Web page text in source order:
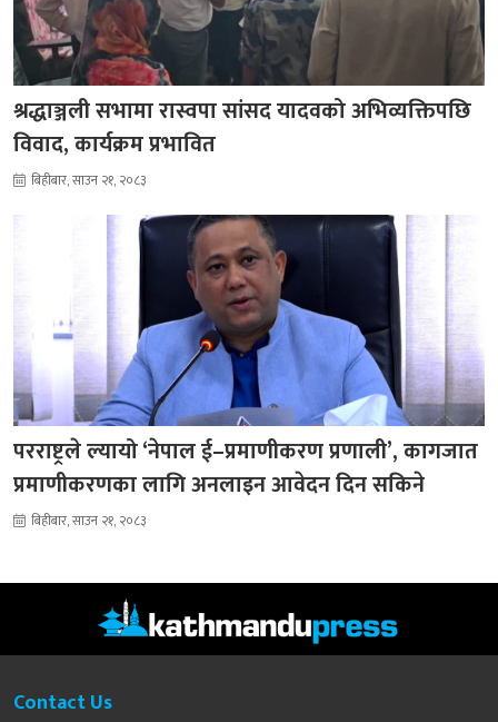
श्रद्धाञ्जली सभामा रास्वपा सांसद यादवको अभिव्यक्तिपछि
विवाद, कार्यक्रम प्रभावित
बिहीबार, साउन २१, २०८३
परराष्ट्रले ल्यायो ‘नेपाल ई–प्रमाणीकरण प्रणाली’, कागजात
प्रमाणीकरणका लागि अनलाइन आवेदन दिन सकिने
बिहीबार, साउन २१, २०८३
Contact Us